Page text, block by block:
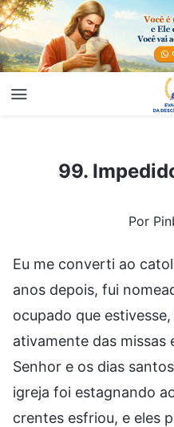
99.
Por
Eu me converti ao
anos depois, fui
ocupado que
ativamente das missas
Senhor e os dias
igreja foi estagnando
crentes esfriou, e eles